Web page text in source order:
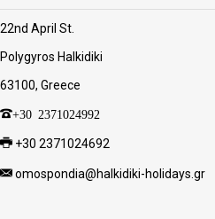
22nd April St.
Polygyros Halkidiki
63100, Greece
+30 2371024992
+30 2371024692
omospondia@halkidiki-holidays.gr